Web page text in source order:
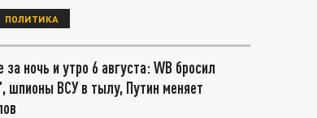
ПОЛИТИКА
за ночь и утро 6 августа: WB бросил
шпионы ВСУ в тылу, Путин меняет